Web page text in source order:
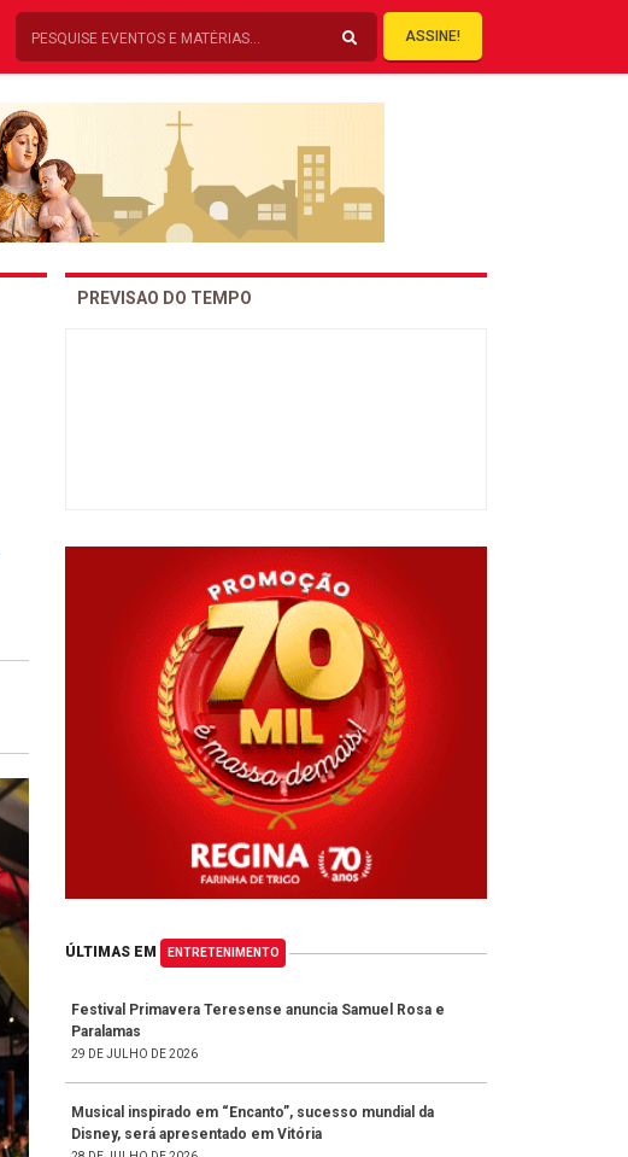
ASSINE!
PREVISAO DO TEMPO
ÚLTIMAS EM ENTRETENIMENTO
Festival Primavera Teresense anuncia Samuel Rosa e
Paralamas
29 DE JULHO DE 2026
Musical inspirado em “Encanto”, sucesso mundial da
Disney, será apresentado em Vitória